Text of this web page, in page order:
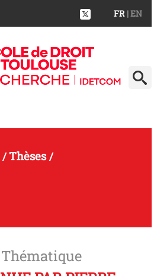
FR | EN
/Thèses/
Thématique